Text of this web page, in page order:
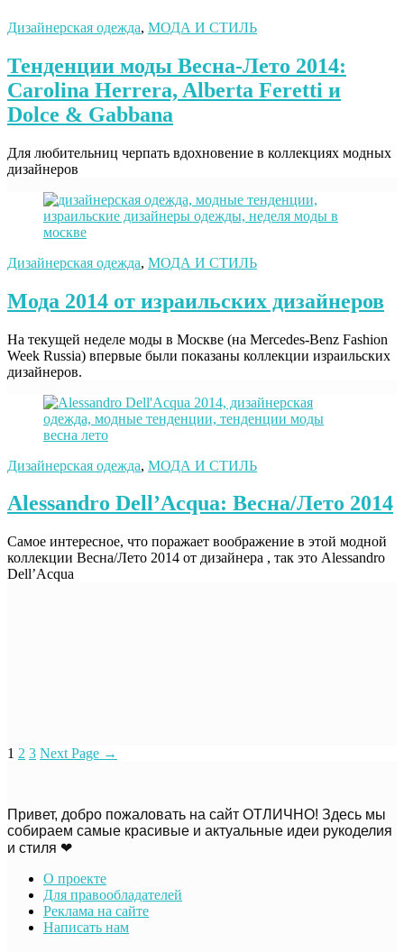
Дизайнерская одежда, МОДА И СТИЛЬ
Тенденции моды Весна-Лето 2014:
Carolina Herrera, Alberta Feretti и
Dolce & Gabbana
Для любительниц черпать вдохновение в коллекциях модных
дизайнеров
Дизайнерская одежда, МОДА И СТИЛЬ
Мода 2014 от израильских дизайнеров
На текущей неделе моды в Москве (на Mercedes-Benz Fashion
Week Russia) впервые были показаны коллекции израильских
дизайнеров.
Дизайнерская одежда, МОДА И СТИЛЬ
Alessandro Dell’Acqua: Весна/Лето 2014
Самое интересное, что поражает воображение в этой модной
коллекции Весна/Лето 2014 от дизайнера , так это Alessandro
Dell’Acqua
1 2 3 Next Page →
Привет, добро пожаловать на сайт ОТЛИЧНО! Здесь мы
собираем самые красивые и актуальные идеи рукоделия
и стиля ❤
О проекте
Для правообладателей
Реклама на сайте
Написать нам